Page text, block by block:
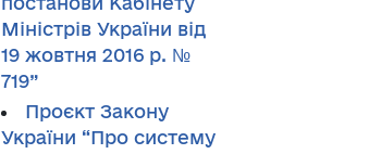
Міністрів України від
19 жовтня 2016 р. №
719”
Проєкт Закону
України “Про систему